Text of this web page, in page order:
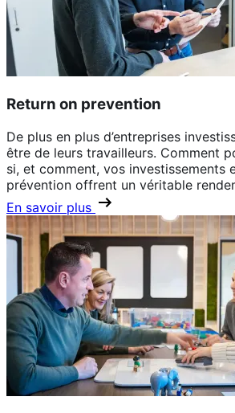
Return on prevention
De plus en plus d’entreprises
être de leurs travailleurs. Comment
si, et comment, vos investissements
prévention offrent un véritable
En savoir plus